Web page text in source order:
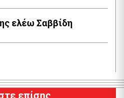
ελέω Σαββίδη
επίσης